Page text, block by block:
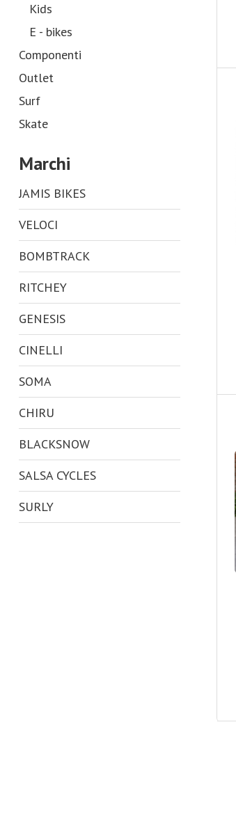
Kids
E - bikes
Componenti
Outlet
Surf
Skate
Marchi
JAMIS BIKES
VELOCI
BOMBTRACK
RITCHEY
GENESIS
CINELLI
SOMA
CHIRU
BLACKSNOW
SALSA CYCLES
SURLY